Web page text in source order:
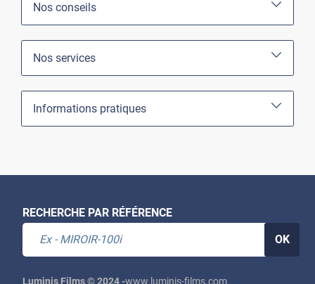
Nos conseils
Nos services
Informations pratiques
RECHERCHE PAR RÉFÉRENCE
OK
Luminis Films © 2024 -www.luminis-films.com